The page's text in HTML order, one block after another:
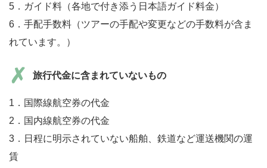
5．ガイド料（各地で付き添う日本語ガイド料金）
6．手配手数料（ツアーの手配や変更などの手数料が含ま
れています。）
旅行代金に含まれていないもの
1．国際線航空券の代金
2．国内線航空券の代金
3．日程に明示されていない船舶、鉄道など運送機関の運
賃